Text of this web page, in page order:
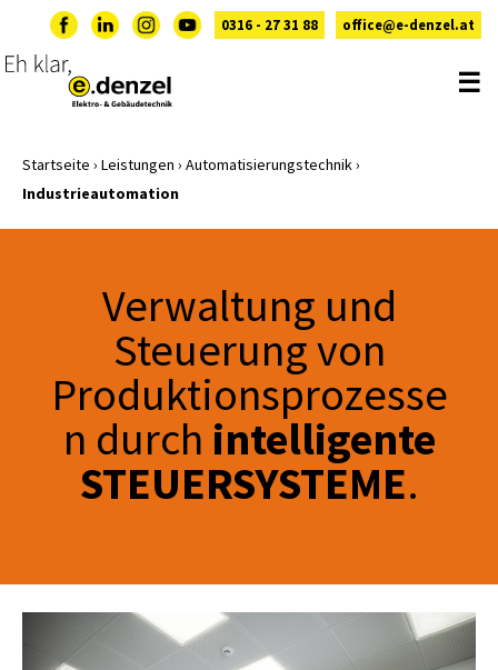
0316 - 27 31 88 office@e-denzel.at
☰
Startseite › Leistungen › Automatisierungstechnik›
Industrieautomation
Verwaltung und
Steuerung von
Produktionsprozesse
n durch intelligente
STEUERSYSTEME.